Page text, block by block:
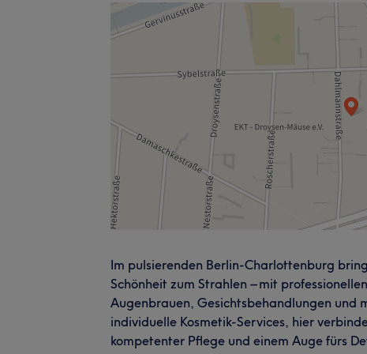
Im pulsierenden Berlin-Charlottenburg
Schönheit zum Strahlen – mit
Augenbrauen, Gesichtsbehandlungen und
individuelle Kosmetik-Services, hier
kompetenter Pflege und einem Auge fürs